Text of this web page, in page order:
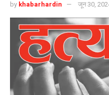
by khabarhardin जून 30,